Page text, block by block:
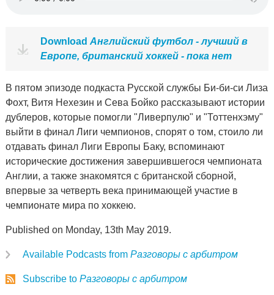
Download Английский футбол - лучший в
Европе, британский хоккей - пока нет
В пятом эпизоде подкаста Русской службы Би-би-си Лиза
Фохт, Витя Нехезин и Сева Бойко рассказывают истории
дублеров, которые помогли "Ливерпулю" и "Тоттенхэму"
выйти в финал Лиги чемпионов, спорят о том, стоило ли
отдавать финал Лиги Европы Баку, вспоминают
исторические достижения завершившегося чемпионата
Англии, а также знакомятся с британской сборной,
впервые за четверть века принимающей участие в
чемпионате мира по хоккею.
Published on Monday, 13th May 2019.
Available Podcasts from Разговоры с арбитром
Subscribe to Разговоры с арбитром